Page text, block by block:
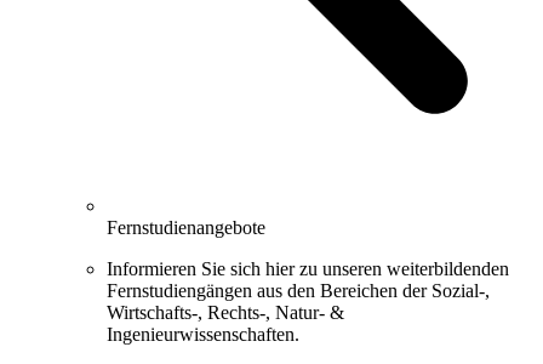
Fernstudienangebote
Informieren Sie sich hier zu unseren weiterbildenden
Fernstudiengängen aus den Bereichen der Sozial-,
Wirtschafts-, Rechts-, Natur- &
Ingenieurwissenschaften.